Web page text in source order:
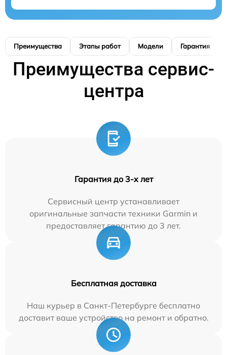
Преимущества Этапы работ Модели Гарантия
Преимущества сервис-
центра
Гарантия до 3-х лет
Сервисный центр устанавливает
оригинальные запчасти техники Garmin и
предоставляет гарантию до 3 лет.
Бесплатная доставка
Наш курьер в Санкт-Петербурге бесплатно
доставит ваше устройство на ремонт и обратно.